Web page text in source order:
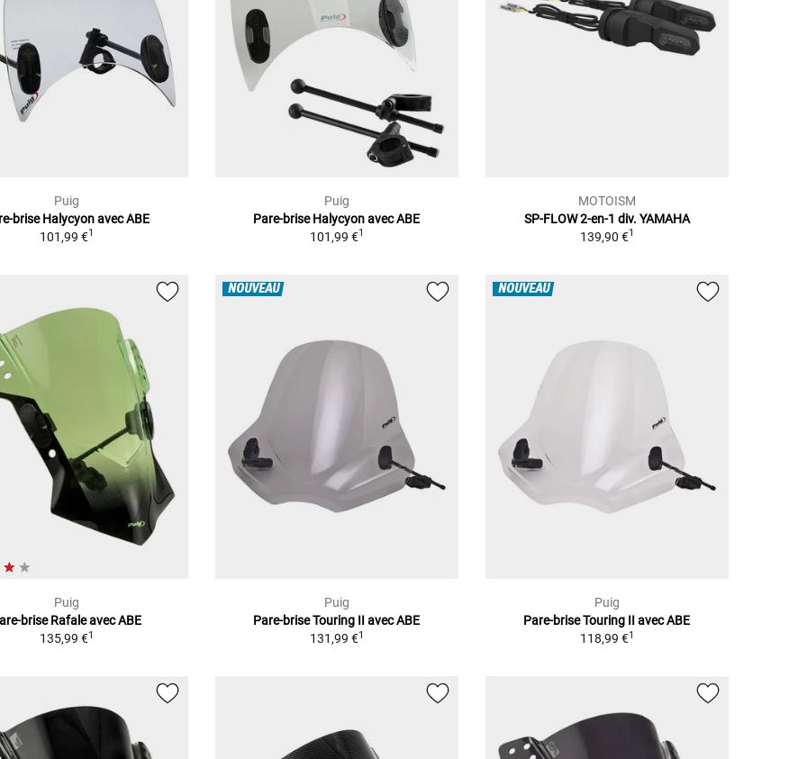
Puig
brise Halycyon avec ABE
101,99 €1
Puig
Pare-brise Halycyon avec ABE
101,99 €1
MOTOISM
SP-FLOW 2-en-1 div. YAMAHA
139,90 €1
Puig
brise Rafale avec ABE
135,99 €1
NOUVEAU
Puig
Pare-brise Touring II avec ABE
131,99 €1
NOUVEAU
Puig
Pare-brise Touring II avec ABE
118,99 €1